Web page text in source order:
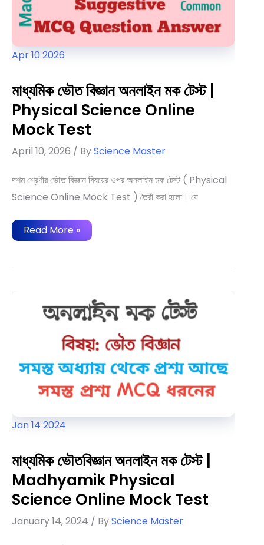
Apr102026
মাধ্যমিক ভৌত বিজ্ঞান অনলাইন মক টেস্ট |
Physical Science Online
Mock Test
April 10, 2026 / ByScience Master
দশম শ্রেণীর ভৌত বিজ্ঞান বিষয়ের ওপর অনলাইন মক টেস্ট ( Physical
Science Online Mock Test ) তৈরী করা হলো। যে
মাধ্যমিক
ভৌত
মক
Science
Online
Mock
Read More »
Jan14 2024
মাধ্যমিক ভৌতবিজ্ঞান অনলাইন মক টেস্ট |
Madhyamik Physical
Science Online Mock Test
January 14, 2024 / ByScience Master